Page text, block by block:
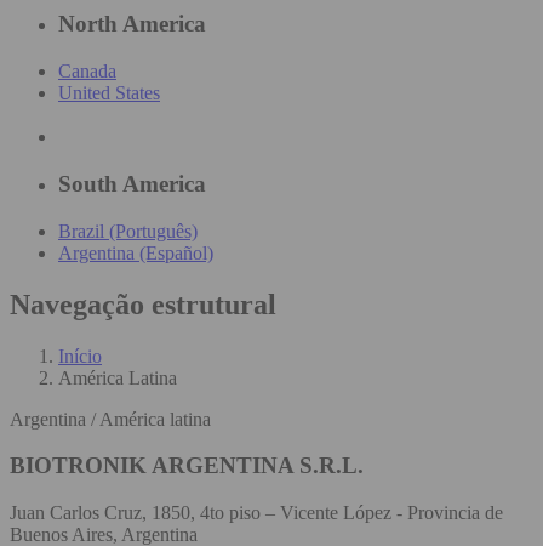
North America
Canada
United States
South America
Brazil (Português)
Argentina (Español)
Navegação estrutural
Início
América Latina
Argentina / América latina
BIOTRONIK ARGENTINA S.R.L.
Juan Carlos Cruz, 1850, 4to piso – Vicente López - Provincia de
Buenos Aires, Argentina